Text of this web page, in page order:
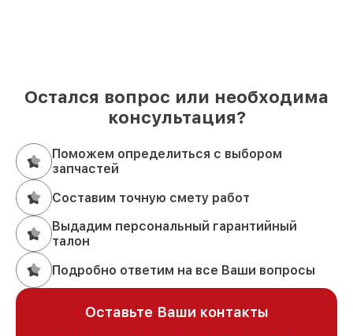
Остался вопрос или необходима
консультация?
Поможем определиться с выбором
запчастей
Составим точную смету работ
Выдадим персональный гарантийный
талон
Подробно ответим на все Ваши вопросы
Оставьте Ваши контакты